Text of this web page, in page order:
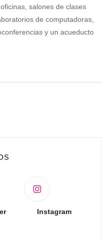
salones de clases
de computadoras,
y un acueducto
Instagram